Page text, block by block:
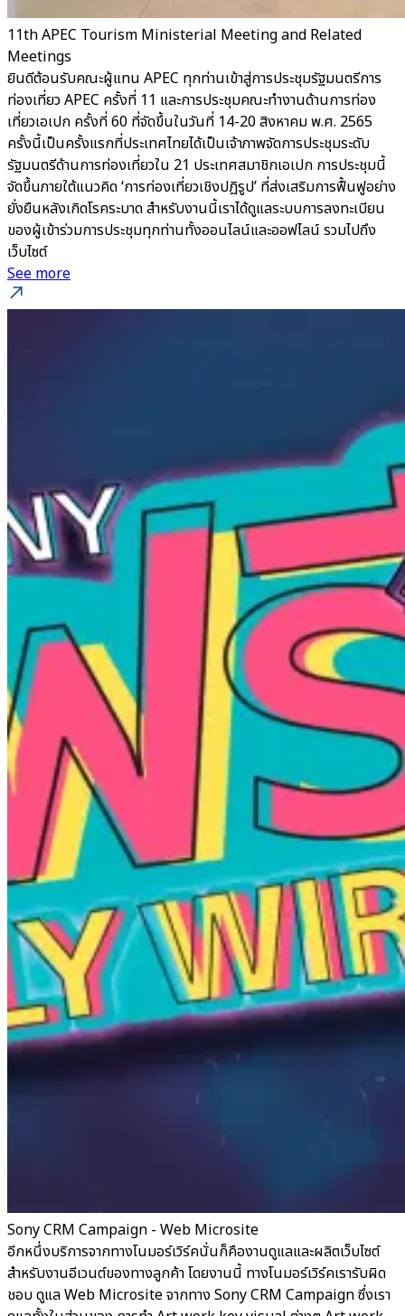
11th APEC Tourism Ministerial Meeting and Related
Meetings
ยินดีต้อนรับคณะผู้แทน APEC ทุกท่านเข้าสู่การประชุมรัฐมนตรีการ
ท่องเที่ยว APEC ครั้งที่ 11 และการประชุมคณะทำงานด้านการท่อง
เที่ยวเอเปก ครั้งที่ 60 ที่จัดขึ้นในวันที่ 14-20 สิงหาคม พ.ศ. 2565
ครั้งนี้เป็นครั้งแรกที่ประเทศไทยได้เป็นเจ้าภาพจัดการประชุมระดับ
รัฐมนตรีด้านการท่องเที่ยวใน 21 ประเทศสมาชิกเอเปก การประชุมนี้
จัดขึ้นภายใต้แนวคิด ‘การท่องเที่ยวเชิงปฏิรูป’ ที่ส่งเสริมการฟื้นฟูอย่าง
ยั่งยืนหลังเกิดโรคระบาด สำหรับงานนี้เราได้ดูแลระบบการลงทะเบียน
ของผู้เข้าร่วมการประชุมทุกท่านทั้งออนไลน์และออฟไลน์ รวมไปถึง
เว็บไซต์
See more
Sony CRM Campaign - Web Microsite
อีกหนึ่งบริการจากทางโนมอร์เวิร์คนั่นก็คืองานดูแลและผลิตเว็บไซต์
สำหรับงานอีเวนต์ของทางลูกค้า โดยงานนี้ ทางโนมอร์เวิร์คเรารับผิด
ชอบ ดูแล Web Microsite จากทาง Sony CRM Campaign ซึ่งเรา